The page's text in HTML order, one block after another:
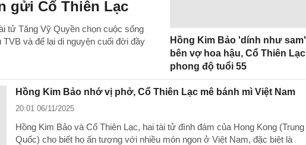
gửi Cổ Thiên Lạc
tử Tăng Vỹ Quyền chọn cuộc sống
và để lại di nguyện cuối đời đầy
Hồng Kim Bảo 'dính như sam'
bên vợ hoa hậu, Cổ Thiên Lạc
phong độ tuổi 55
Hồng Kim Bảo nhớ vị phở, Cổ Thiên Lạc mê bánh mì Việt Nam
20:01 06/11/2025
Hồng Kim Bảo và Cổ Thiên Lạc, hai tài tử đình đám của Hong Kong (Trung
Quốc) cho biết họ ấn tượng với nhiều món ngon ở Việt Nam, đặc biệt là